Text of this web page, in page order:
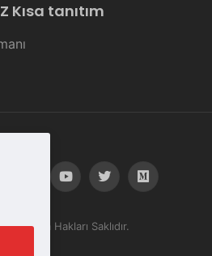
Kısa tanıtım
Tüm Hakları Saklıdır.